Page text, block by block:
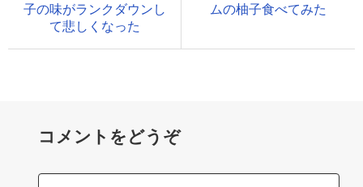
子の味がランクダウンし
て悲しくなった
ムの柚子食べてみた
コメントをどうぞ